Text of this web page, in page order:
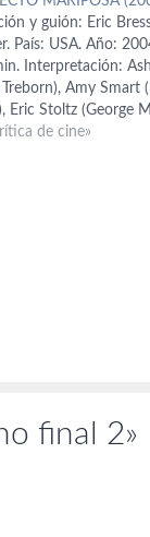
y guión: Eric
País: USA. Año:
Interpretación:
Amy Smart
Eric Stoltz (George
(Tommy Miller),
de cine»
final 2»